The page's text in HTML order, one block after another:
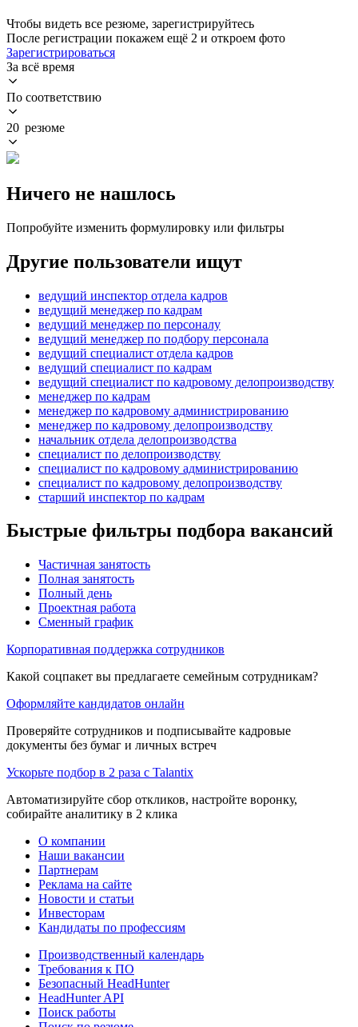
Чтобы видеть все резюме, зарегистрируйтесь
После регистрации покажем ещё 2 и откроем фото
Зарегистрироваться
За всё время
По соответствию
20 резюме
Ничего не нашлось
Попробуйте изменить формулировку или фильтры
Другие пользователи ищут
ведущий инспектор отдела кадров
ведущий менеджер по кадрам
ведущий менеджер по персоналу
ведущий менеджер по подбору персонала
ведущий специалист отдела кадров
ведущий специалист по кадрам
ведущий специалист по кадровому делопроизводству
менеджер по кадрам
менеджер по кадровому администрированию
менеджер по кадровому делопроизводству
начальник отдела делопроизводства
специалист по делопроизводству
специалист по кадровому администрированию
специалист по кадровому делопроизводству
старший инспектор по кадрам
Быстрые фильтры подбора вакансий
Частичная занятость
Полная занятость
Полный день
Проектная работа
Сменный график
Корпоративная поддержка сотрудников
Какой соцпакет вы предлагаете семейным сотрудникам?
Оформляйте кандидатов онлайн
Проверяйте сотрудников и подписывайте кадровые
документы без бумаг и личных встреч
Ускорьте подбор в 2 раза с Talantix
Автоматизируйте сбор откликов, настройте воронку,
собирайте аналитику в 2 клика
О компании
Наши вакансии
Партнерам
Реклама на сайте
Новости и статьи
Инвесторам
Кандидаты по профессиям
Производственный календарь
Требования к ПО
Безопасный HeadHunter
HeadHunter API
Поиск работы